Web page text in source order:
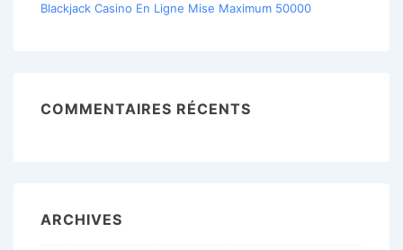
Blackjack Casino En Ligne Mise Maximum 50000
COMMENTAIRES RÉCENTS
ARCHIVES